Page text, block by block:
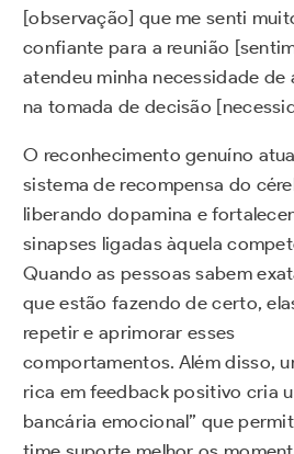
[observação] que me senti
confiante para a reunião
atendeu minha necessidade de
na tomada de decisão
O reconhecimento genuíno
sistema de recompensa do
liberando dopamina e
sinapses ligadas àquela
Quando as pessoas sabem
que estão fazendo de certo,
repetir e aprimorar esses
comportamentos. Além disso,
rica em feedback positivo cria
bancária emocional” que